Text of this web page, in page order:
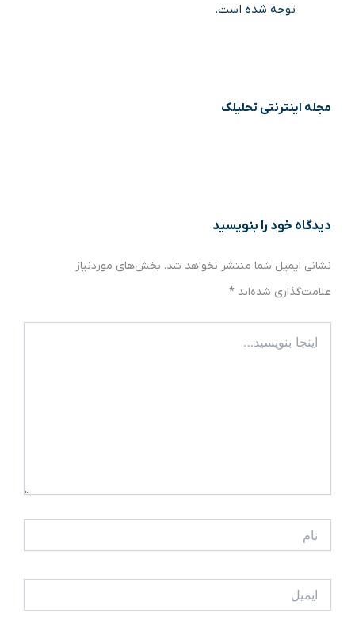
توجه شده است.
مجله اینترنتی تحلیلک
دیدگاه‌ خود را بنویسید
نشانی ایمیل شما منتشر نخواهد شد. بخش‌های موردنیاز
علامت‌گذاری شده‌اند *
بنویسید…